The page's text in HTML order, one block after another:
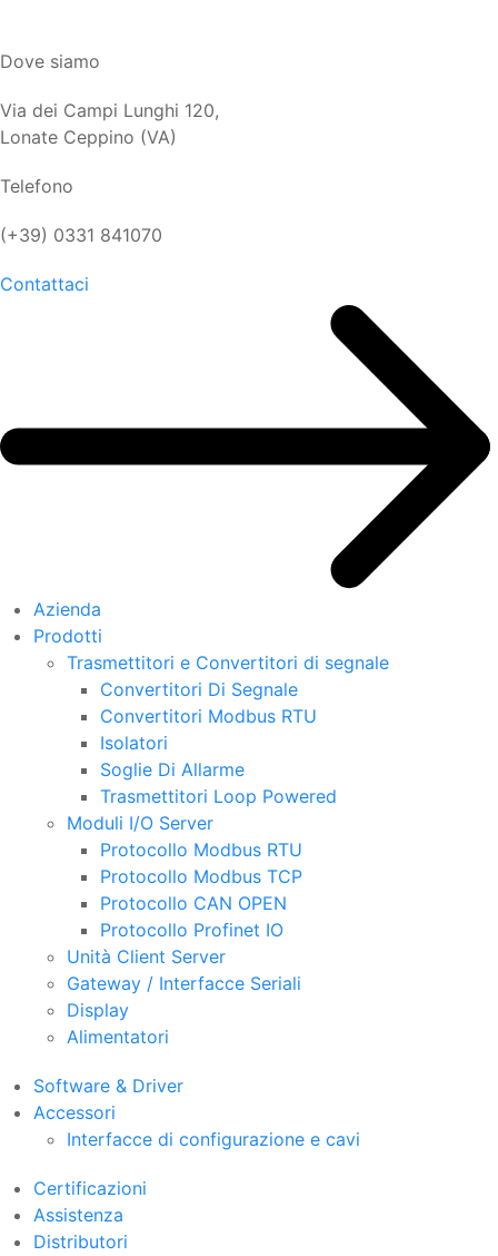
Dove siamo
Via dei Campi Lunghi 120,
Lonate Ceppino (VA)
Telefono
(+39) 0331 841070
Contattaci
Azienda
Prodotti
Trasmettitori e Convertitori di segnale
Convertitori Di Segnale
Convertitori Modbus RTU
Isolatori
Soglie Di Allarme
Trasmettitori Loop Powered
Moduli I/O Server
Protocollo Modbus RTU
Protocollo Modbus TCP
Protocollo CAN OPEN
Protocollo Profinet IO
Unità Client Server
Gateway / Interfacce Seriali
Display
Alimentatori
Software & Driver
Accessori
Interfacce di configurazione e cavi
Certificazioni
Assistenza
Distributori